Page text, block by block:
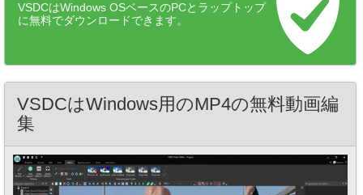
VSDCはWindows OSベースのPCとラップトップ
に無料でダウンロードできます。
VSDCはWindows用のMP4の無料動画編
集